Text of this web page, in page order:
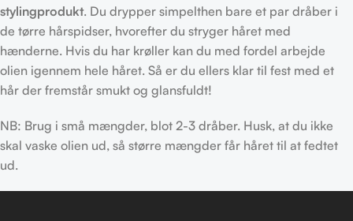
stylingprodukt. Du drypper simpelthen bare et par dråber i
de tørre hårspidser, hvorefter du stryger håret med
hænderne. Hvis du har krøller kan du med fordel arbejde
olien igennem hele håret. Så er du ellers klar til fest med et
hår der fremstår smukt og glansfuldt!
NB: Brug i små mængder, blot 2-3 dråber. Husk, at du ikke
skal vaske olien ud, så større mængder får håret til at fedtet
ud.